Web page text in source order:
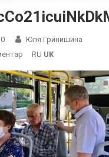
0
Юля Гринишина
On RU UK